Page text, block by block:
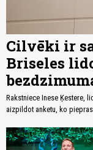
Cilvēki ir
Briseles
Rakstniece Inese Ķestere,
aizpildot anketu, ko